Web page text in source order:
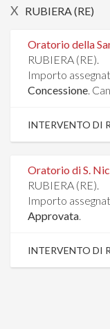
X RUBIERA (RE)
Oratorio della
RUBIERA (RE).
Importo
Concessione.
INTERVENTO DI
Oratorio di S.
RUBIERA (RE).
Importo
Approvata.
INTERVENTO DI